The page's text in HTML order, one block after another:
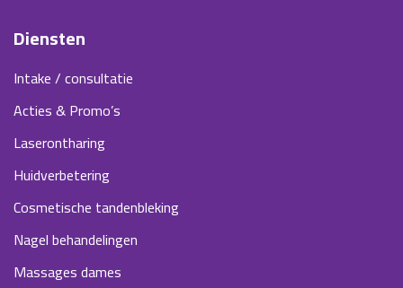
Diensten
Intake / consultatie
Acties & Promo’s
Laserontharing
Huidverbetering
Cosmetische tandenbleking
Nagel behandelingen
Massages dames